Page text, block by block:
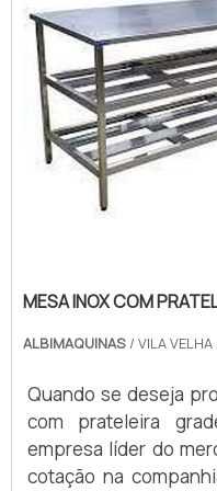
mercado quando o
pães ...
MESA INOX COM
ALBIMAQUINAS / VILA VELHA
Quando se deseja
com prateleira
empresa líder do
cotação na